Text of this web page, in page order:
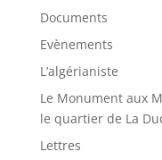
Documents
Evènements
L’algérianiste
Le Monument aux
le quartier de La
Lettres